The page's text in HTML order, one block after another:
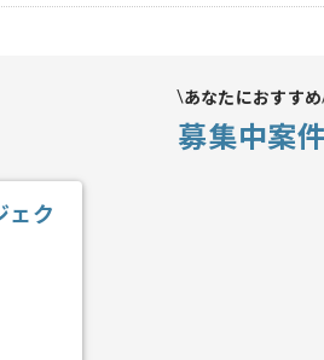
あなたにおすすめ
募集中案件
ェク